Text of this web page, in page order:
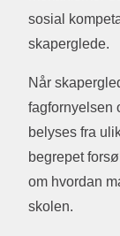
sosial
skaperglede.
Når
fagfornyelsen
belyses fra
begrepet
om hvordan
skolen.